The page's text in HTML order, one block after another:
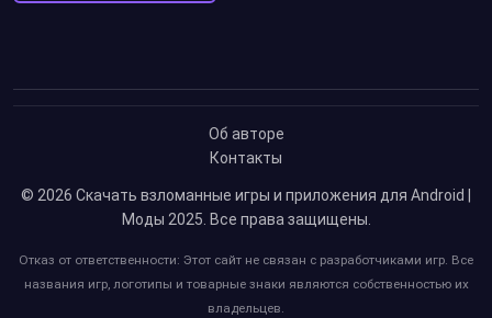
Об авторе
Контакты
© 2026 Скачать взломанные игры и приложения для Android |
Моды 2025. Все права защищены.
Отказ от ответственности: Этот сайт не связан с разработчиками игр. Все
названия игр, логотипы и товарные знаки являются собственностью их
владельцев.